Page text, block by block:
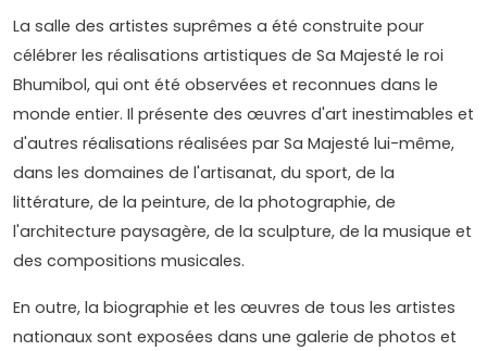
La salle des artistes suprêmes a été construite pour
célébrer les réalisations artistiques de Sa Majesté le roi
Bhumibol, qui ont été observées et reconnues dans le
monde entier. Il présente des œuvres d'art inestimables et
d'autres réalisations réalisées par Sa Majesté lui-même,
dans les domaines de l'artisanat, du sport, de la
littérature, de la peinture, de la photographie, de
l'architecture paysagère, de la sculpture, de la musique et
des compositions musicales.
En outre, la biographie et les œuvres de tous les artistes
nationaux sont exposées dans une galerie de photos et